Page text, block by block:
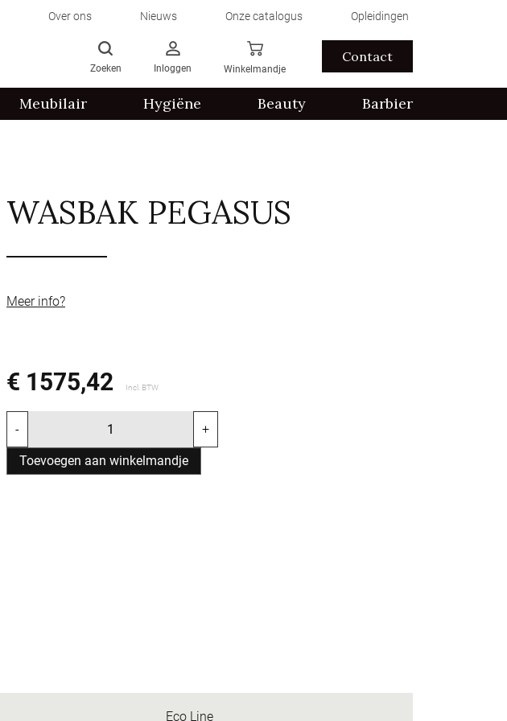
Over ons Nieuws Onze catalogus Opleidingen
Zoeken Inloggen Winkelmandje
Contact
Meubilair Hygiëne Beauty Barbier
WASBAK PEGASUS
Meer info?
€ 1575,42 Incl. BTW
- +
Toevoegen aan winkelmandje
Eco Line